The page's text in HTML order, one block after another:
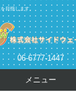
目指します。
06-6777-1447
メニュー